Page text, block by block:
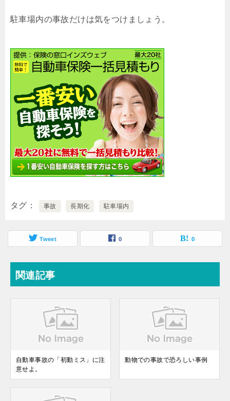
駐車場内の事故だけは気をつけましょう。
タグ 事故 長期化 駐車場内
Tweet 0 0
関連記事
自動車事故の「初動ミス」に注
意せよ。
動物での事故で恐ろしい事例